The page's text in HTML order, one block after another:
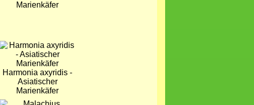
Marienkäfer
Bild
Harmonia axyridis -
Asiatischer
Marienkäfer